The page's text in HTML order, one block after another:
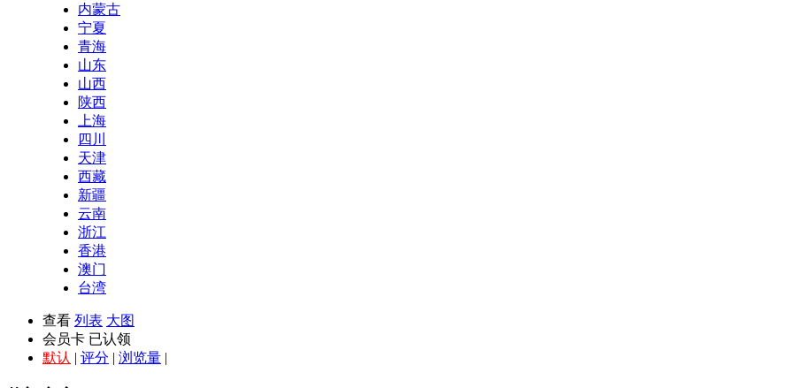
内蒙古
宁夏
青海
山东
山西
陕西
上海
四川
天津
西藏
新疆
云南
浙江
香港
澳门
台湾
查看 列表 大图
会员卡 已认领
默认 | 评分 | 浏览量 |